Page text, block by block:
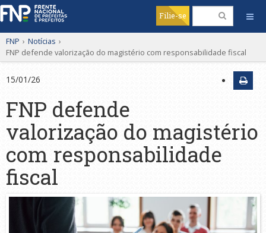
Filie-se
FNP › Notícias ›
FNP defende valorização do magistério com responsabilidade fiscal
15/01/26
FNP defende
valorização do magistério
com responsabilidade
fiscal